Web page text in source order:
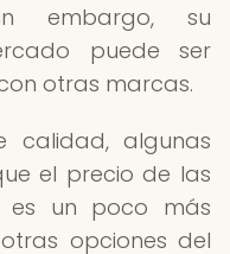
embargo, su
puede ser
otras marcas.
calidad, algunas
el precio de las
un poco más
opciones del